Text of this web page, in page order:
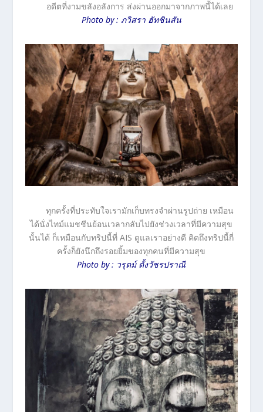
อดีตที่งามขลังอลังการ ส่งผ่านออกมาจากภาพนี้ได้เลย
Photo by : ภวิสรา ฮัทชินสัน
ทุกครั้งที่ประทับใจเรามักเก็บทรงจำผ่านรูปถ่าย เหมือน
ได้นั่งไทม์แมชชีนย้อนเวลากลับไปยังช่วงเวลาที่มีความสุข
นั้นได้ ก็เหมือนกับทริปนี้ที่ AIS ดูแลเราอย่างดี คิดถึงทริปนี้กี่
ครั้งก็ยังนึกถึงรอยยิ้มของทุกคนที่มีความสุข
Photo by : วรุตม์ ตั้งวัชรปราณี